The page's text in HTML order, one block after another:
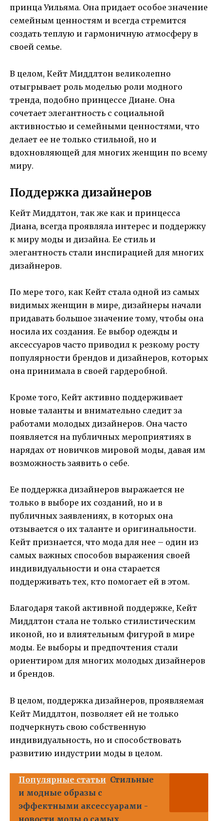
принца Уильяма. Она придает особое значение
семейным ценностям и всегда стремится
создать теплую и гармоничную атмосферу в
своей семье.
В целом, Кейт Миддлтон великолепно
отыгрывает роль моделью роли модного
тренда, подобно принцессе Диане. Она
сочетает элегантность с социальной
активностью и семейными ценностями, что
делает ее не только стильной, но и
вдохновляющей для многих женщин по всему
миру.
Поддержка дизайнеров
Кейт Миддлтон, так же как и принцесса
Диана, всегда проявляла интерес и поддержку
к миру моды и дизайна. Ее стиль и
элегантность стали инспирацией для многих
дизайнеров.
По мере того, как Кейт стала одной из самых
видимых женщин в мире, дизайнеры начали
придавать большое значение тому, чтобы она
носила их создания. Ее выбор одежды и
аксессуаров часто приводил к резкому росту
популярности брендов и дизайнеров, которых
она принимала в своей гардеробной.
Кроме того, Кейт активно поддерживает
новые таланты и внимательно следит за
работами молодых дизайнеров. Она часто
появляется на публичных мероприятиях в
нарядах от новичков мировой моды, давая им
возможность заявить о себе.
Ее поддержка дизайнеров выражается не
только в выборе их созданий, но и в
публичных заявлениях, в которых она
отзывается о их таланте и оригинальности.
Кейт признается, что мода для нее – один из
самых важных способов выражения своей
индивидуальности и она старается
поддерживать тех, кто помогает ей в этом.
Благодаря такой активной поддержке, Кейт
Миддлтон стала не только стилистическим
иконой, но и влиятельным фигурой в мире
моды. Ее выборы и предпочтения стали
ориентиром для многих молодых дизайнеров
и брендов.
В целом, поддержка дизайнеров, проявляемая
Кейт Миддлтон, позволяет ей не только
подчеркнуть свою собственную
индивидуальность, но и способствовать
развитию индустрии моды в целом.
Популярные статьи Стильные
и модные образы с
эффектными аксессуарами -
новости моды о самых